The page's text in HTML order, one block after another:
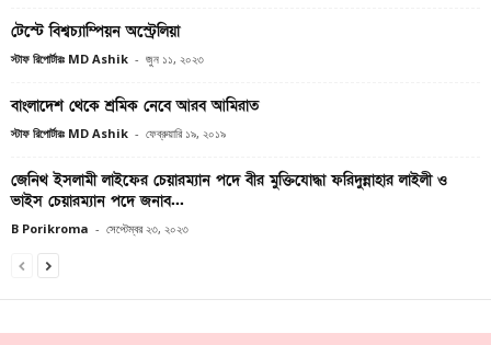
টেস্টে বিশ্বচ্যাম্পিয়ন অস্ট্রেলিয়া
স্টাফ রিপোর্টারঃ MD Ashik - জুন ১১, ২০২৩
বাংলাদেশ থেকে শ্রমিক নেবে আরব আমিরাত
স্টাফ রিপোর্টারঃ MD Ashik - ফেব্রুয়ারি ১৯, ২০১৯
জেনিথ ইসলামী লাইফের চেয়ারম্যান পদে বীর মুক্তিযোদ্ধা ফরিদুন্নাহার লাইলী ও
ভাইস চেয়ারম্যান পদে জনাব...
B Porikroma - সেপ্টেম্বর ২৩, ২০২৩